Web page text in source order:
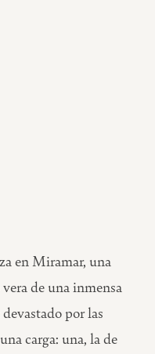
en Miramar, una
de una inmensa
por las
carga: una, la de